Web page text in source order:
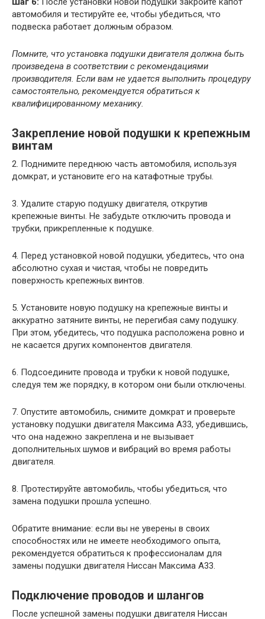
автомобиля и тестируйте ее, чтобы убедиться, что
подвеска работает должным образом.
Помните, что установка подушки двигателя должна быть
произведена в соответствии с рекомендациями
производителя. Если вам не удается выполнить процедуру
самостоятельно, рекомендуется обратиться к
квалифицированному механику.
Закрепление новой подушки к крепежным
винтам
2. Поднимите переднюю часть автомобиля, используя
домкрат, и установите его на катафотные трубы.
3. Удалите старую подушку двигателя, открутив
крепежные винты. Не забудьте отключить провода и
трубки, прикрепленные к подушке.
4. Перед установкой новой подушки, убедитесь, что она
абсолютно сухая и чистая, чтобы не повредить
поверхность крепежных винтов.
5. Установите новую подушку на крепежные винты и
аккуратно затяните винты, не перегибая саму подушку.
При этом, убедитесь, что подушка расположена ровно и
не касается других компонентов двигателя.
6. Подсоедините провода и трубки к новой подушке,
следуя тем же порядку, в котором они были отключены.
7. Опустите автомобиль, снимите домкрат и проверьте
установку подушки двигателя Максима A33, убедившись,
что она надежно закреплена и не вызывает
дополнительных шумов и вибраций во время работы
двигателя.
8. Протестируйте автомобиль, чтобы убедиться, что
замена подушки прошла успешно.
Обратите внимание: если вы не уверены в своих
способностях или не имеете необходимого опыта,
рекомендуется обратиться к профессионалам для
замены подушки двигателя Ниссан Максима A33.
Подключение проводов и шлангов
После успешной замены подушки двигателя Ниссан